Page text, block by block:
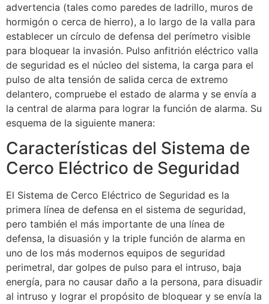
advertencia (tales como paredes de ladrillo, muros de
hormigón o cerca de hierro), a lo largo de la valla para
establecer un círculo de defensa del perímetro visible
para bloquear la invasión. Pulso anfitrión eléctrico valla
de seguridad es el núcleo del sistema, la carga para el
pulso de alta tensión de salida cerca de extremo
delantero, compruebe el estado de alarma y se envía a
la central de alarma para lograr la función de alarma. Su
esquema de la siguiente manera:
Características del Sistema de
Cerco Eléctrico de Seguridad
El Sistema de Cerco Eléctrico de Seguridad es la
primera línea de defensa en el sistema de seguridad,
pero también el más importante de una línea de
defensa, la disuasión y la triple función de alarma en
uno de los más modernos equipos de seguridad
perimetral, dar golpes de pulso para el intruso, baja
energía, para no causar daño a la persona, para disuadir
al intruso y lograr el propósito de bloquear y se envía la